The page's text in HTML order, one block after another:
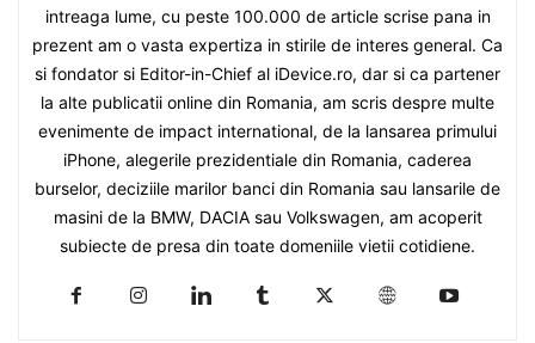
intreaga lume, cu peste 100.000 de article scrise pana in
prezent am o vasta expertiza in stirile de interes general. Ca
si fondator si Editor-in-Chief al iDevice.ro, dar si ca partener
la alte publicatii online din Romania, am scris despre multe
evenimente de impact international, de la lansarea primului
iPhone, alegerile prezidentiale din Romania, caderea
burselor, deciziile marilor banci din Romania sau lansarile de
masini de la BMW, DACIA sau Volkswagen, am acoperit
subiecte de presa din toate domeniile vietii cotidiene.